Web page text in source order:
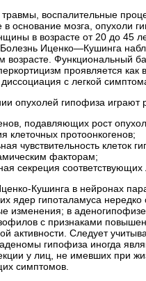
воспалительные
в основание мозга, опухоли
в возрасте от 20 до 45
Иценко—Кушинга
возрасте. Функциональный
проявляется как
с легкой
опухолей гипофиза играют
подавляющих рост
клеточных протоонкогенов;
чувствительность клеток
факторам;
секреция соответствующих
Кушинга в нейронах
ядер гипоталамуса
изменения; в
с признаками
активности. Следует
гипофиза иногда
у лиц, не имевших при
симптомов.